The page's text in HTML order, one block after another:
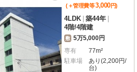
(＋管理費等3,000円)
4LDK 築44年
4階/4階建
敷 5万5,000円
専有
77m²
駐車場
あり(2,200円/
台)